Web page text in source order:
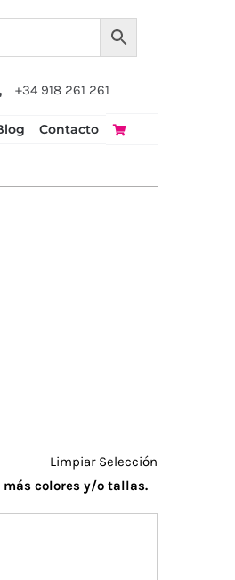
+34 918 261 261
Contacto
Limpiar Selección
colores y/o tallas.